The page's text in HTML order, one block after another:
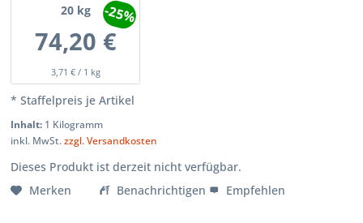
20kg
74,20 €
3,71 € / 1 kg
-25%
* Staffelpreis je Artikel
Inhalt: 1 Kilogramm
inkl. MwSt.zzgl. Versandkosten
Dieses Produkt ist derzeit nicht verfügbar.
Merken
Benachrichtigen Empfehlen